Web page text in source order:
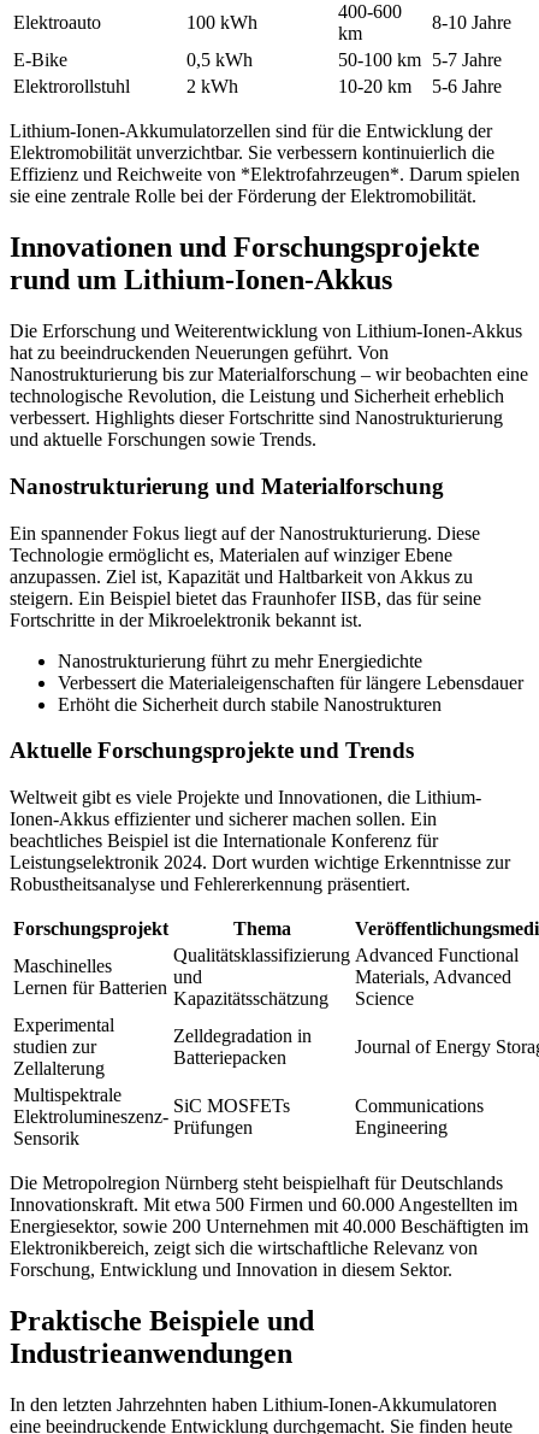
Elektroauto
100 kWh
400-600
km
8-10 Jahre
E-Bike
0,5 kWh 50-100 km 5-7 Jahre
Elektrorollstuhl
2 kWh 10-20 km 5-6 Jahre
Lithium-Ionen-Akkumulatorzellen sind für die Entwicklung der
Elektromobilität unverzichtbar. Sie verbessern kontinuierlich die
Effizienz und Reichweite von *Elektrofahrzeugen*. Darum spielen
sie eine zentrale Rolle bei der Förderung der Elektromobilität.
Innovationen und Forschungsprojekte
rund um Lithium-Ionen-Akkus
Die Erforschung und Weiterentwicklung von Lithium-Ionen-Akkus
hat zu beeindruckenden Neuerungen geführt. Von
Nanostrukturierung bis zur Materialforschung – wir beobachten eine
technologische Revolution, die Leistung und Sicherheit erheblich
verbessert. Highlights dieser Fortschritte sind Nanostrukturierung
und aktuelle Forschungen sowie Trends.
Nanostrukturierung und Materialforschung
Ein spannender Fokus liegt auf der Nanostrukturierung. Diese
Technologie ermöglicht es, Materialen auf winziger Ebene
anzupassen. Ziel ist, Kapazität und Haltbarkeit von Akkus zu
steigern. Ein Beispiel bietet das Fraunhofer IISB, das für seine
Fortschritte in der Mikroelektronik bekannt ist.
Nanostrukturierung führt zu mehr Energiedichte
Verbessert die Materialeigenschaften für längere Lebensdauer
Erhöht die Sicherheit durch stabile Nanostrukturen
Aktuelle Forschungsprojekte und Trends
Weltweit gibt es viele Projekte und Innovationen, die Lithium-
Ionen-Akkus effizienter und sicherer machen sollen. Ein
beachtliches Beispiel ist die Internationale Konferenz für
Leistungselektronik 2024. Dort wurden wichtige Erkenntnisse zur
Robustheitsanalyse und Fehlererkennung präsentiert.
Forschungsprojekt Thema
Maschinelles
Lernen für Batterien
Qualitätsklassifizierung
und
Kapazitätsschätzung
Advanced Functional
Materials, Advanced
Science
Experimental
studien zur
Zellalterung
Zelldegradation in
Batteriepacken
Journal of Energy
Multispektrale
Elektrolumineszenz-
Sensorik
SiC MOSFETs
Prüfungen
Communications
Engineering
Die Metropolregion Nürnberg steht beispielhaft für Deutschlands
Innovationskraft. Mit etwa 500 Firmen und 60.000 Angestellten im
Energiesektor, sowie 200 Unternehmen mit 40.000 Beschäftigten im
Elektronikbereich, zeigt sich die wirtschaftliche Relevanz von
Forschung, Entwicklung und Innovation in diesem Sektor.
Praktische Beispiele und
Industrieanwendungen
In den letzten Jahrzehnten haben Lithium-Ionen-Akkumulatoren
eine beeindruckende Entwicklung durchgemacht. Sie finden heute